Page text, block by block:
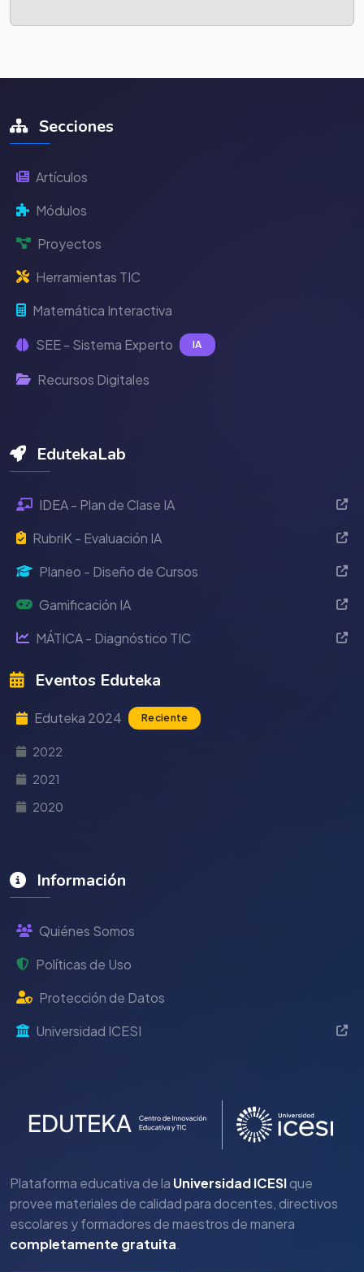
Secciones
Artículos
Módulos
Proyectos
Herramientas TIC
Matemática Interactiva
SEE - Sistema Experto IA
Recursos Digitales
EdutekaLab
IDEA - Plan de Clase IA
RubriK - Evaluación IA
Planeo - Diseño de Cursos
Gamificación IA
MÁTICA - Diagnóstico TIC
Eventos Eduteka
Eduteka 2024 Reciente
2022
2021
2020
Información
Quiénes Somos
Políticas de Uso
Protección de Datos
Universidad ICESI
Plataforma educativa de la Universidad ICESIque
provee materiales de calidad para docentes, directivos
escolares y formadores de maestros de manera
completamente gratuita.